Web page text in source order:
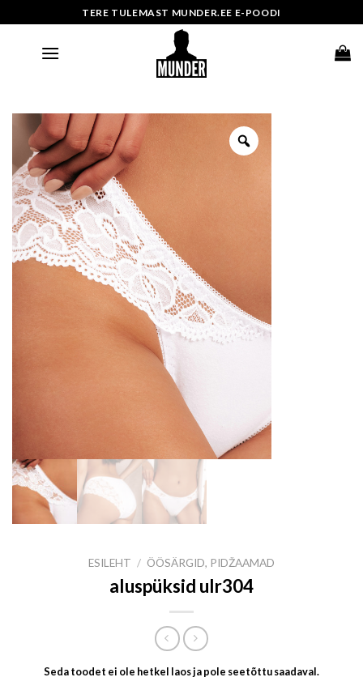
to
TERE TULEMAST MUNDER.EE E-POODI
ESILEHT / ÖÖSÄRGID, PIDŽAAMAD
aluspüksid ulr304
Seda toodet ei ole hetkel laos ja pole seetõttu saadaval.